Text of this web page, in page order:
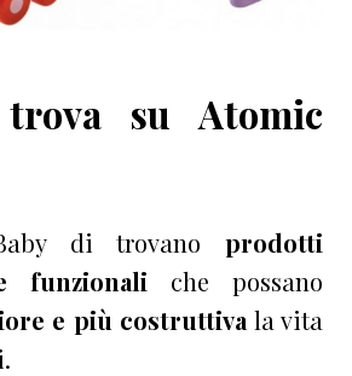
su Atomic
di trovano prodotti
funzionali che possano
e più costruttiva la vita